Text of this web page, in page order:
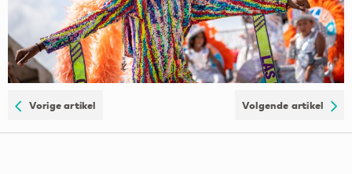
Vorige artikel Volgende artikel